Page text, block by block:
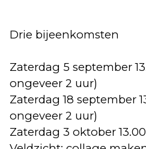
Drie bijeenkomsten
Zaterdag 5 september
ongeveer 2 uur)
Zaterdag 18 september
ongeveer 2 uur)
Zaterdag 3 oktober